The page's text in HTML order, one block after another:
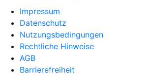
Impressum
Datenschutz
Nutzungsbedingungen
Rechtliche Hinweise
AGB
Barrierefreiheit